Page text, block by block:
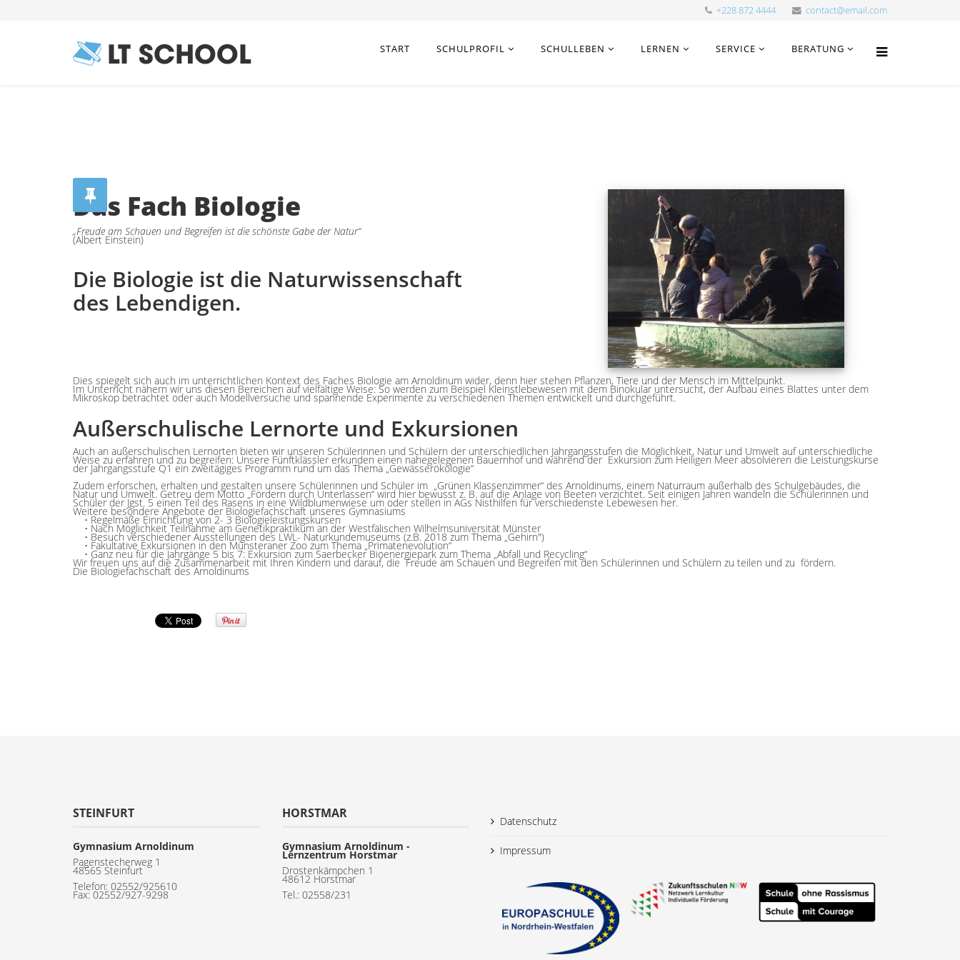
+228 872 4444 contact@email.com
START SCHULPROFIL SCHULLEBEN LERNEN SERVICE BERATUNG
Das Fach Biologie
„Freude am Schauen und Begreifen ist die schönste Gabe der Natur“
(Albert Einstein)
Die Biologie ist die Naturwissenschaft
des Lebendigen.
Dies spiegelt sich auch im unterrichtlichen Kontext des Faches Biologie am Arnoldinum wider, denn hier stehen Pflanzen, Tiere und der Mensch im Mittelpunkt.
Im Unterricht nähern wir uns diesen Bereichen auf vielfältige Weise: So werden zum Beispiel Kleinstlebewesen mit dem Binokular untersucht, der Aufbau eines Blattes unter dem
Mikroskop betrachtet oder auch Modellversuche und spannende Experimente zu verschiedenen Themen entwickelt und durchgeführt.
Außerschulische Lernorte und Exkursionen
Auch an außerschulischen Lernorten bieten wir unseren Schülerinnen und Schülern der unterschiedlichen Jahrgangsstufen die Möglichkeit, Natur und Umwelt auf unterschiedliche
Weise zu erfahren und zu begreifen: Unsere Fünftklässler erkunden einen nahegelegenen Bauernhof und während der Exkursion zum Heiligen Meer absolvieren die Leistungskurse
der Jahrgangsstufe Q1 ein zweitägiges Programm rund um das Thema „Gewässerökologie“
Zudem erforschen, erhalten und gestalten unsere Schülerinnen und Schüler im „Grünen Klassenzimmer“ des Arnoldinums, einem Naturraum außerhalb des Schulgebäudes, die
Natur und Umwelt. Getreu dem Motto „Fördern durch Unterlassen“ wird hier bewusst z. B. auf die Anlage von Beeten verzichtet. Seit einigen Jahren wandeln die Schülerinnen und
Schüler der Jgst. 5 einen Teil des Rasens in eine Wildblumenwiese um oder stellen in AGs Nisthilfen für verschiedenste Lebewesen her.
Weitere besondere Angebote der Biologiefachschaft unseres Gymnasiums
• Regelmäße Einrichtung von 2- 3 Biologieleistungskursen
• Nach Möglichkeit Teilnahme am Genetikpraktikum an der Westfälischen Wilhelmsuniversität Münster
• Besuch verschiedener Ausstellungen des LWL- Naturkundemuseums (z.B. 2018 zum Thema „Gehirn")
• Fakultative Exkursionen in den Münsteraner Zoo zum Thema „Primatenevolution“
• Ganz neu für die Jahrgänge 5 bis 7: Exkursion zum Saerbecker Bioenergiepark zum Thema „Abfall und Recycling“
Wir freuen uns auf die Zusammenarbeit mit Ihren Kindern und darauf, die Freude am Schauen und Begreifen mit den Schülerinnen und Schülern zu teilen und zu fördern.
Die Biologiefachschaft des Arnoldinums
STEINFURT
Gymnasium Arnoldinum
Pagenstecherweg 1
48565 Steinfurt
Telefon: 02552/925610
Fax: 02552/927-9298
HORSTMAR
Gymnasium Arnoldinum -
Lernzentrum Horstmar
Drostenkämpchen 1
48612 Horstmar
Tel.: 02558/231
Datenschutz
Impressum